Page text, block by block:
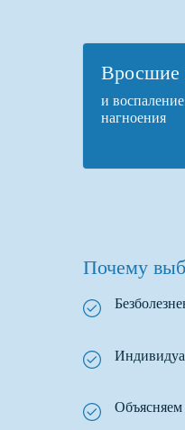
Вросшие
и
нагноения
Почему
Объясняем